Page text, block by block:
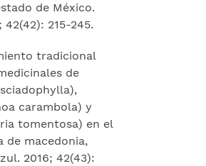
de México.
215-245.
tradicional
de
carambola) y
tomentosa) en el
de macedonia,
2016; 42(43):